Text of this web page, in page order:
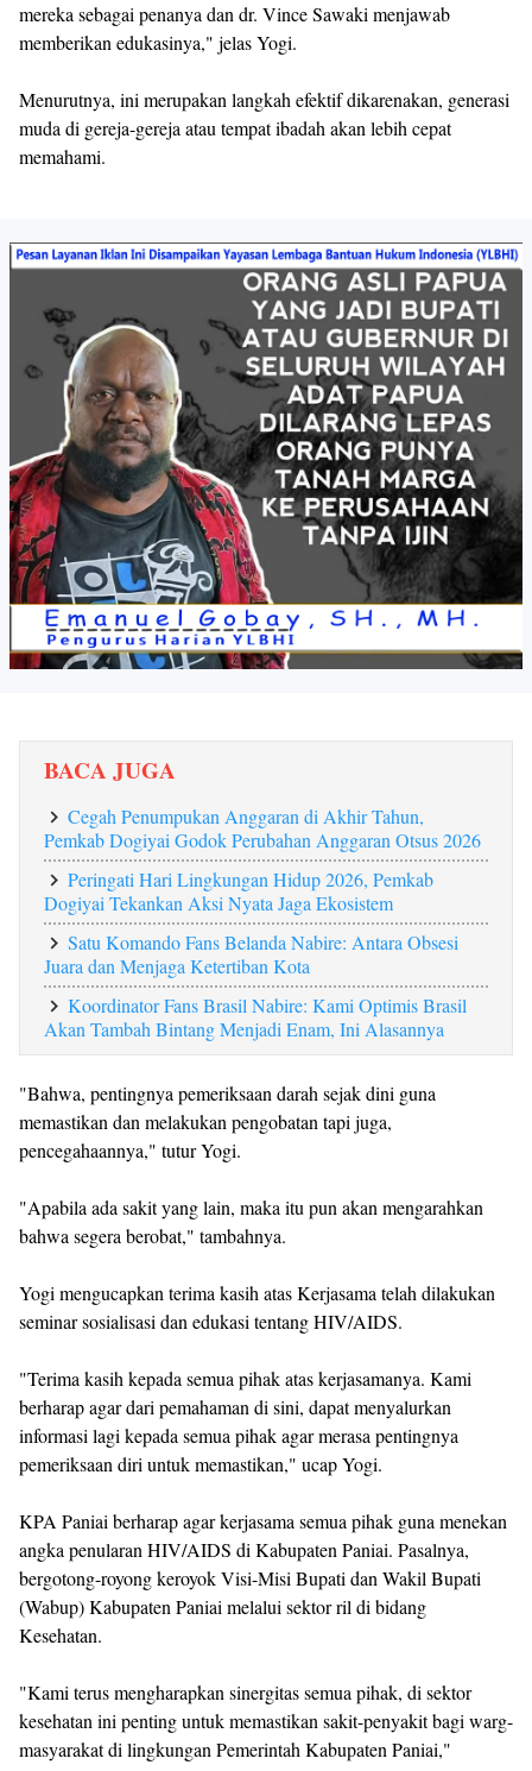
mereka sebagai penanya dan dr. Vince Sawaki menjawab
memberikan edukasinya," jelas Yogi.
Menurutnya, ini merupakan langkah efektif dikarenakan, generasi
muda di gereja-gereja atau tempat ibadah akan lebih cepat
memahami.
BACA JUGA
Cegah Penumpukan Anggaran di Akhir Tahun,
Pemkab Dogiyai Godok Perubahan Anggaran Otsus 2026
Peringati Hari Lingkungan Hidup 2026, Pemkab
Dogiyai Tekankan Aksi Nyata Jaga Ekosistem
Satu Komando Fans Belanda Nabire: Antara Obsesi
Juara dan Menjaga Ketertiban Kota
Koordinator Fans Brasil Nabire: Kami Optimis Brasil
Akan Tambah Bintang Menjadi Enam, Ini Alasannya
"Bahwa, pentingnya pemeriksaan darah sejak dini guna
memastikan dan melakukan pengobatan tapi juga,
pencegahaannya," tutur Yogi.
"Apabila ada sakit yang lain, maka itu pun akan mengarahkan
bahwa segera berobat," tambahnya.
Yogi mengucapkan terima kasih atas Kerjasama telah dilakukan
seminar sosialisasi dan edukasi tentang HIV/AIDS.
"Terima kasih kepada semua pihak atas kerjasamanya. Kami
berharap agar dari pemahaman di sini, dapat menyalurkan
informasi lagi kepada semua pihak agar merasa pentingnya
pemeriksaan diri untuk memastikan," ucap Yogi.
KPA Paniai berharap agar kerjasama semua pihak guna menekan
angka penularan HIV/AIDS di Kabupaten Paniai. Pasalnya,
bergotong-royong keroyok Visi-Misi Bupati dan Wakil Bupati
(Wabup) Kabupaten Paniai melalui sektor ril di bidang
Kesehatan.
"Kami terus mengharapkan sinergitas semua pihak, di sektor
kesehatan ini penting untuk memastikan sakit-penyakit bagi warg-
masyarakat di lingkungan Pemerintah Kabupaten Paniai,"